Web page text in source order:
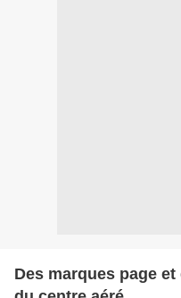
Des marques page